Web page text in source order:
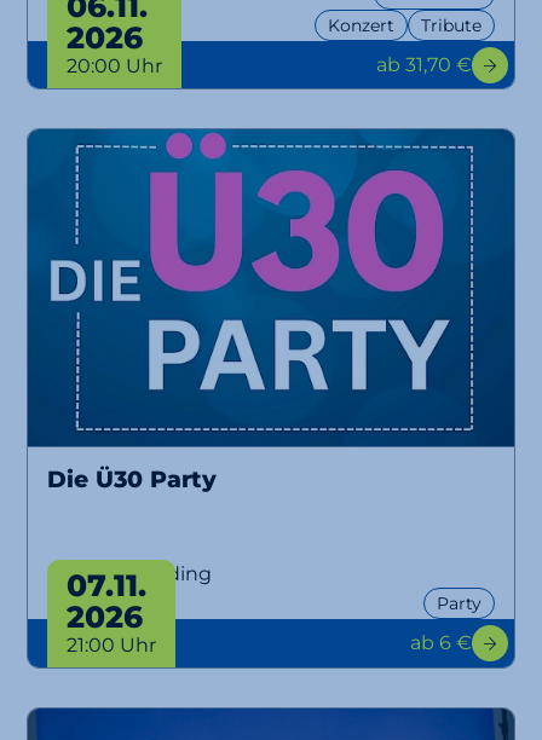
Konzert Tribute
2026
20:00 Uhr ab 31,70 €
Die Ü30 Party
Ü30 Party Erding
Party
07.11.
2026
21:00 Uhr ab 6 €